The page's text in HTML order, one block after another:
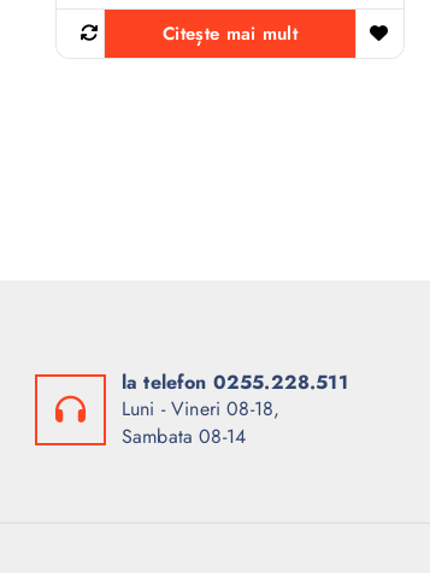
Citește mai mult
la telefon 0255.228.511
Luni - Vineri 08-18,
Sambata 08-14